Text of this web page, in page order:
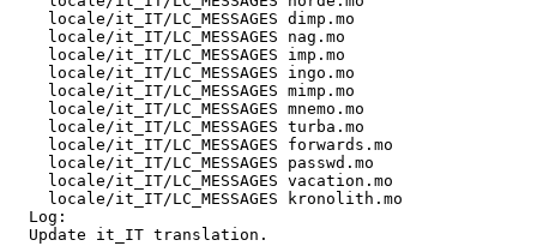
    locale/it_IT/LC_MESSAGES dimp.mo
    locale/it_IT/LC_MESSAGES nag.mo
    locale/it_IT/LC_MESSAGES imp.mo
    locale/it_IT/LC_MESSAGES ingo.mo
    locale/it_IT/LC_MESSAGES mimp.mo
    locale/it_IT/LC_MESSAGES mnemo.mo
    locale/it_IT/LC_MESSAGES turba.mo
    locale/it_IT/LC_MESSAGES forwards.mo
    locale/it_IT/LC_MESSAGES passwd.mo
    locale/it_IT/LC_MESSAGES vacation.mo
    locale/it_IT/LC_MESSAGES kronolith.mo
  Log:
  Update it_IT translation.